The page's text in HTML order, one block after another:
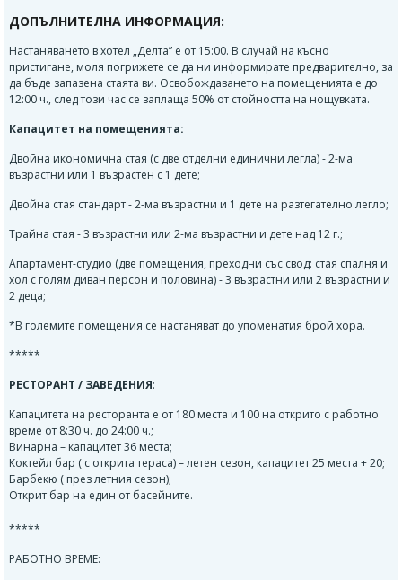
ДОПЪЛНИТЕЛНА ИНФОРМАЦИЯ:
Настаняването в хотел „Делта” е от 15:00. В случай на късно
пристигане, моля погрижете се да ни информирате предварително, за
да бъде запазена стаята ви. Освобождаването на помещенията е до
12:00 ч., след този час се заплаща 50% от стойността на нощувката.
Капацитет на помещенията:
Двойна икономична стая (с две отделни единични легла) - 2-ма
възрастни или 1 възрастен с 1 дете;
Двойна стая стандарт - 2-ма възрастни и 1 дете на разтегателно легло;
Трайна стая - 3 възрастни или 2-ма възрастни и дете над 12 г.;
Апартамент-студио (две помещения, преходни със свод: стая спалня и
хол с голям диван персон и половина) - 3 възрастни или 2 възрастни и
2 деца;
*В големите помещения се настаняват до упоменатия брой хора.
*****
РЕСТОРАНТ / ЗАВЕДЕНИЯ:
Капацитета на ресторанта е от 180 места и 100 на открито с работно
време от 8:30 ч. до 24:00 ч.;
Винарна – капацитет 36 места;
Коктейл бар ( с открита тераса) – летен сезон, капацитет 25 места + 20;
Барбекю ( през летния сезон);
Открит бар на един от басейните.
*****
РАБОТНО ВРЕМЕ: